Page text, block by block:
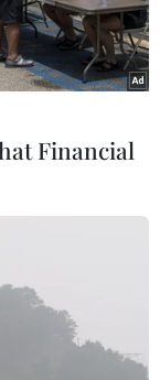
Financial